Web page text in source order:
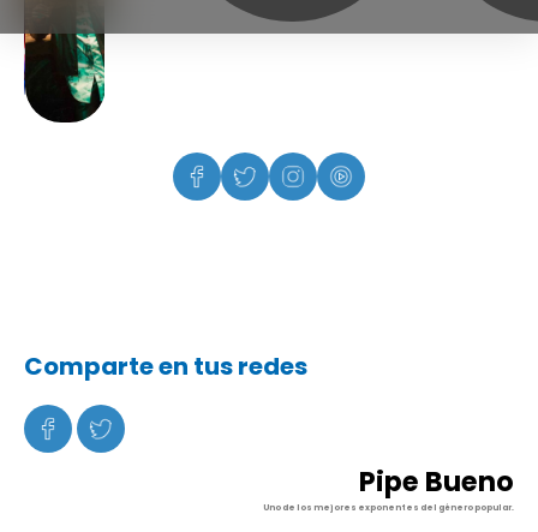
Comparte en tus redes
Pipe Bueno
Uno de los mejores exponentes del género popular.